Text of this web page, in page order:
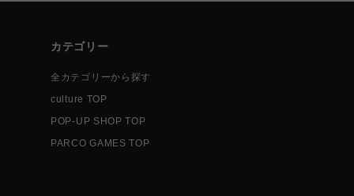
カテゴリー
全カテゴリーから探す
culture TOP
POP-UP SHOP TOP
PARCO GAMES TOP